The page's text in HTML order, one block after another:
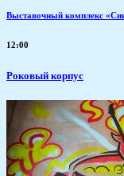
Выставочный комплекс
12:00
Роковый корпус